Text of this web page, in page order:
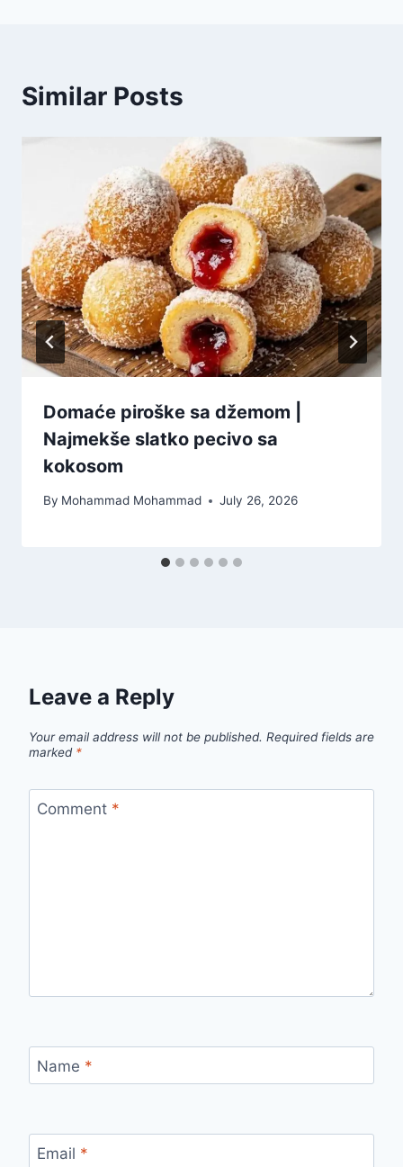
Similar Posts
Domaće piroške sa džemom |
Najmekše slatko pecivo sa
kokosom
By Mohammad Mohammad July 26, 2026
Leave a Reply
Your email address will not be published. Required fields are
marked *
Comment *
Name *
Email *